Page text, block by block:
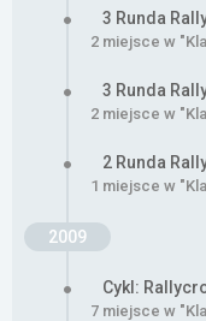
3 Runda
2 miejsce w
3 Runda
2 miejsce w
2 Runda
1 miejsce w
2009
Cykl:
7 miejsce w